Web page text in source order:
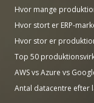
Hvor mange
Hvor stort er ERP-
Hvor stor er
Top 50
AWS vs Azure vs
Antal datacentre efter